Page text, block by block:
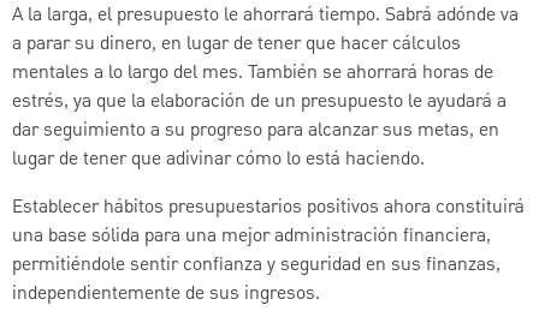
A la larga, el presupuesto le ahorrará tiempo. Sabrá adónde va
a parar su dinero, en lugar de tener que hacer cálculos
mentales a lo largo del mes. También se ahorrará horas de
estrés, ya que la elaboración de un presupuesto le ayudará a
dar seguimiento a su progreso para alcanzar sus metas, en
lugar de tener que adivinar cómo lo está haciendo.
Establecer hábitos presupuestarios positivos ahora constituirá
una base sólida para una mejor administración financiera,
permitiéndole sentir confianza y seguridad en sus finanzas,
independientemente de sus ingresos.